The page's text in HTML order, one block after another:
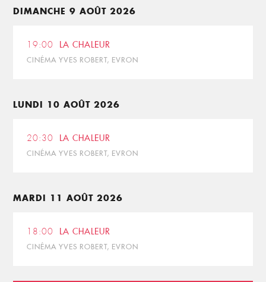
DIMANCHE 9 AOÛT 2026
19:00 LA CHALEUR
CINÉMA YVES ROBERT, EVRON
LUNDI 10 AOÛT 2026
20:30 LA CHALEUR
CINÉMA YVES ROBERT, EVRON
MARDI 11 AOÛT 2026
18:00 LA CHALEUR
CINÉMA YVES ROBERT, EVRON